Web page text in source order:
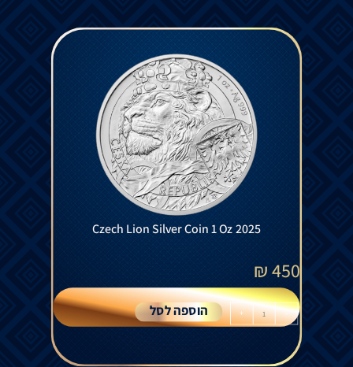
Czech Lion Silver Coin 1 Oz 2025
450
₪
-
+ הוספה לסל